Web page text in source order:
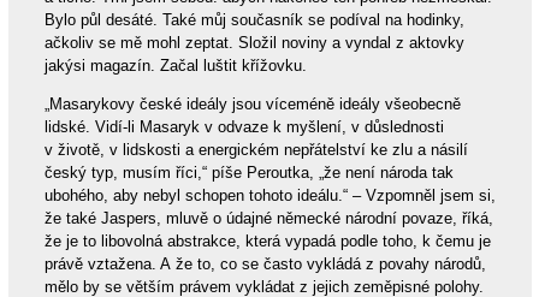
Bylo půl desáté. Také můj současník se podíval na hodinky,
ačkoliv se mě mohl zeptat. Složil noviny a vyndal z aktovky
jakýsi magazín. Začal luštit křížovku.
„Masarykovy české ideály jsou víceméně ideály všeobecně
lidské. Vidí-li Masaryk v odvaze k myšlení, v důslednosti
v životě, v lidskosti a energickém nepřátelství ke zlu a násilí
český typ, musím říci,“ píše Peroutka, „že není národa tak
ubohého, aby nebyl schopen tohoto ideálu.“ – Vzpomněl jsem si,
že také Jaspers, mluvě o údajné německé národní povaze, říká,
že je to libovolná abstrakce, která vypadá podle toho, k čemu je
právě vztažena. A že to, co se často vykládá z povahy národů,
mělo by se větším právem vykládat z jejich zeměpisné polohy.